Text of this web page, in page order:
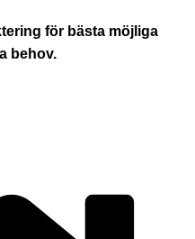
för bästa möjliga
behov.